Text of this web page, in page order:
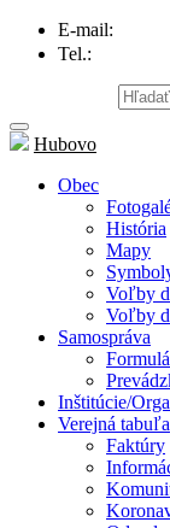
E-mail:
Tel.:
Hubovo
Obec
História
Mapy
Voľby
Voľby
Samospráva
Inštitúcie/
Verejná tabuľa
Faktúry